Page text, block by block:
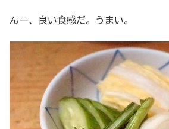
んー、良い食感だ。うまい。